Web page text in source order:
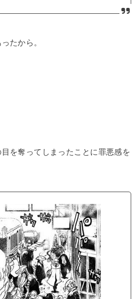
たから。
を奪ってしまったことに罪悪感を